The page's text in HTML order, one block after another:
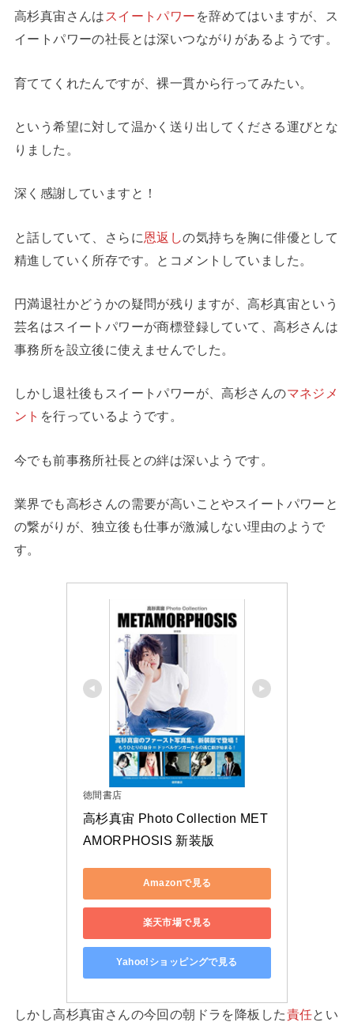
高杉真宙さんは スイートパワー を辞めてはいますが、ス
イートパワーの社長とは深いつながりがあるようです。
育ててくれたんですが、裸一貫から行ってみたい。
という希望に対して温かく送り出してくださる運びとな
りました。
深く感謝していますと！
と話していて、さらに恩返しの気持ちを胸に俳優として
精進していく所存です。とコメントしていました。
円満退社かどうかの疑問が残りますが、高杉真宙という
芸名はスイートパワーが商標登録していて、高杉さんは
事務所を設立後に使えませんでした。
しかし退社後もスイートパワーが、高杉さんのマネジメ
ント を行っているようです。
今でも前事務所社長との絆は深いようです。
業界でも高杉さんの需要が高いことやスイートパワーと
の繋がりが、独立後も仕事が激減しない理由のようで
す。
徳間書店
高杉真宙 Photo Collection MET
AMORPHOSIS 新装版
Amazonで見る
楽天市場で見る
Yahoo!ショッピングで見る
しかし高杉真宙さんの今回の朝ドラを降板した責任とい